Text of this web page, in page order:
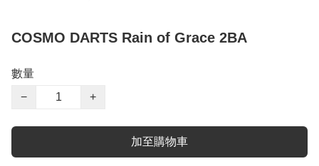
COSMO DARTS Rain of Grace 2BA
數量
−
+
加至購物車